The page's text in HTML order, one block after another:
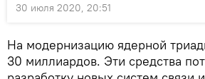
30 июля 2020, 20:51
На модернизацию ядерной
30 миллиардов. Эти средства